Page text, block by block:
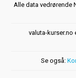
Alle data vedrørende
valuta-kurser.no
Se også: